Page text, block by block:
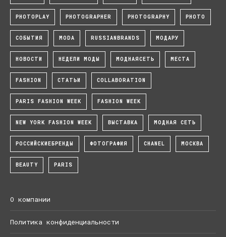
PHOTOPLAY PHOTOGRAPHER PHOTOGRAPHY PHOTO
СОБЫТИЯ MODA RUSSIANBRANDS МОДАРУ
НОВОСТИ НЕДЕЛИ МОДЫ МОДНАЯСЕТЬ МЕСТА
FASHION СТАТЬИ COLLABORATION
PARIS FASHION WEEK FASHION WEEK
NEW YORK FASHION WEEK ВЫСТАВКА МОДНАЯ СЕТЬ
РОССИЙСКИЕБРЕНДЫ ФОТОГРАФИЯ CHANEL МОСКВА
BEAUTY PARIS
О компании
Политика конфиденциальности